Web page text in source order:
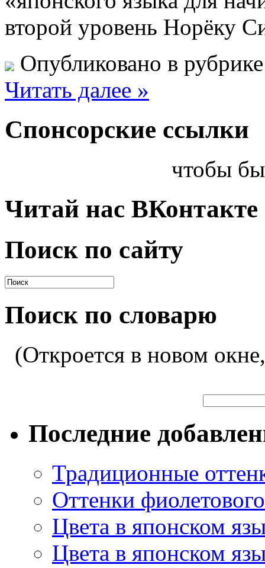
второй уровень Норёку
Опубликовано в
Читать далее »
Спонсорские ссылки
чтобы
Читай нас ВКонтакте
Поиск по сайту
Поиск по словарю
(Откроется в новом
Последние
Традиционные
Оттенки
Цвета в японском
Цвета в японском